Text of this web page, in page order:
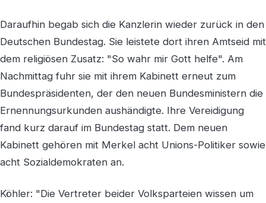
Daraufhin begab sich die Kanzlerin wieder zurück in den
Deutschen Bundestag. Sie leistete dort ihren Amtseid mit
dem religiösen Zusatz: "So wahr mir Gott helfe". Am
Nachmittag fuhr sie mit ihrem Kabinett erneut zum
Bundespräsidenten, der den neuen Bundesministern die
Ernennungsurkunden aushändigte. Ihre Vereidigung
fand kurz darauf im Bundestag statt. Dem neuen
Kabinett gehören mit Merkel acht Unions-Politiker sowie
acht Sozialdemokraten an.
Köhler: "Die Vertreter beider Volksparteien wissen um